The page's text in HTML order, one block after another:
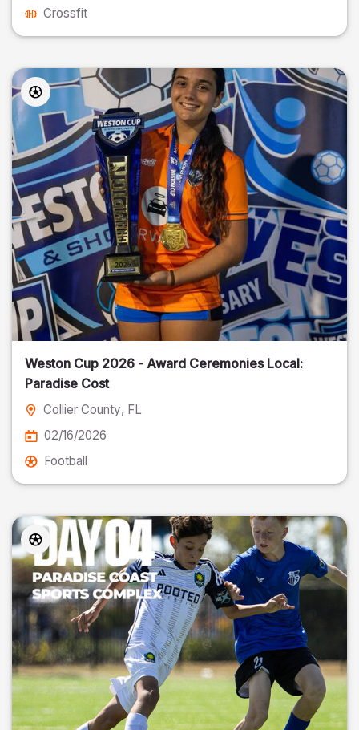
Crossfit
Weston Cup 2026 - Award Ceremonies Local:
Paradise Cost
Collier County, FL
02/16/2026
Football